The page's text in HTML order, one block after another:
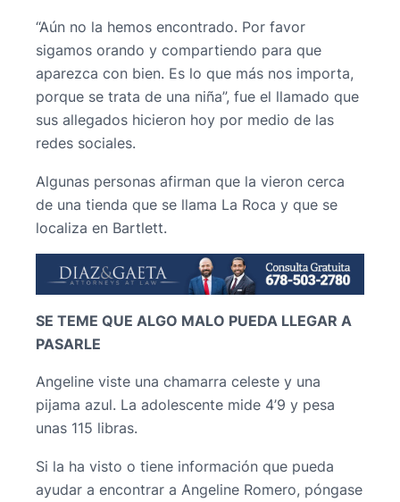
“Aún no la hemos encontrado. Por favor
sigamos orando y compartiendo para que
aparezca con bien. Es lo que más nos importa,
porque se trata de una niña”, fue el llamado que
sus allegados hicieron hoy por medio de las
redes sociales.
Algunas personas afirman que la vieron cerca
de una tienda que se llama La Roca y que se
localiza en Bartlett.
SE TEME QUE ALGO MALO PUEDA LLEGAR A
PASARLE
Angeline viste una chamarra celeste y una
pijama azul. La adolescente mide 4’9 y pesa
unas 115 libras.
Si la ha visto o tiene información que pueda
ayudar a encontrar a Angeline Romero, póngase